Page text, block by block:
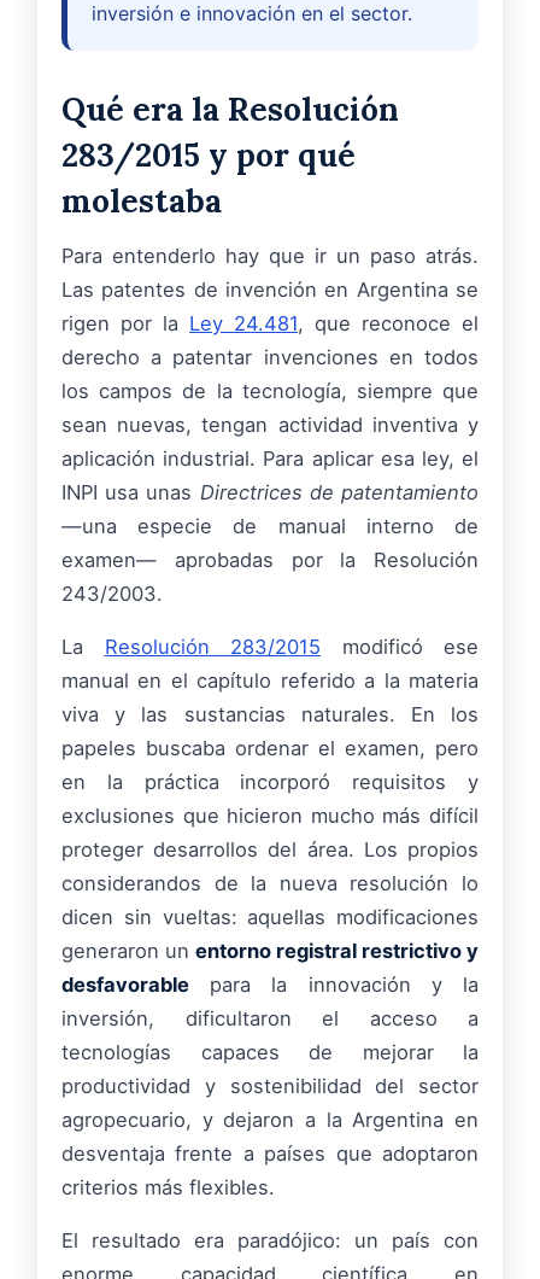
inversión e innovación en el sector.
Qué era la Resolución
283/2015 y por qué
molestaba
Para entenderlo hay que ir un paso atrás.
Las patentes de invención en Argentina se
rigen por la Ley 24.481, que reconoce el
derecho a patentar invenciones en todos
los campos de la tecnología, siempre que
sean nuevas, tengan actividad inventiva y
aplicación industrial. Para aplicar esa ley, el
INPI usa unas Directrices de patentamiento
—una especie de manual interno de
examen— aprobadas por la Resolución
243/2003.
La Resolución 283/2015 modificó ese
manual en el capítulo referido a la materia
viva y las sustancias naturales. En los
papeles buscaba ordenar el examen, pero
en la práctica incorporó requisitos y
exclusiones que hicieron mucho más difícil
proteger desarrollos del área. Los propios
considerandos de la nueva resolución lo
dicen sin vueltas: aquellas modificaciones
generaron un entorno registral restrictivo y
desfavorable para la innovación y la
inversión, dificultaron el acceso a
tecnologías capaces de mejorar la
productividad y sostenibilidad del sector
agropecuario, y dejaron a la Argentina en
desventaja frente a países que adoptaron
criterios más flexibles.
El resultado era paradójico: un país con
enorme capacidad científica en